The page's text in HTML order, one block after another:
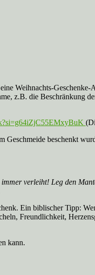
Weihnachts-
z.B. die Beschränkung
Geschmeide beschenkt
verleiht! Leg den
Ein biblischer Tipp:
Freundlichkeit,
kann.